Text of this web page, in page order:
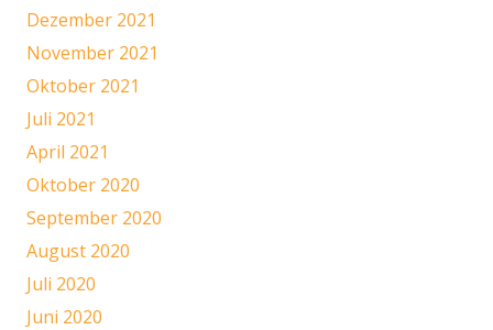
Dezember 2021
November 2021
Oktober 2021
Juli 2021
April 2021
Oktober 2020
September 2020
August 2020
Juli 2020
Juni 2020